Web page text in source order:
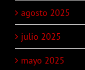
agosto 2025
julio 2025
mayo 2025